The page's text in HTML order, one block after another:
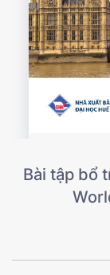
Bài tập bổ